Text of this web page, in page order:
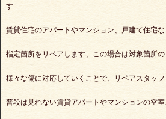
す
賃貸住宅のアパートやマンション、戸建て住宅
指定箇所をリペアします、この場合は対象箇所
様々な傷に対応していくことで、リペアスタッ
普段は見れない賃貸アパートやマンションの空